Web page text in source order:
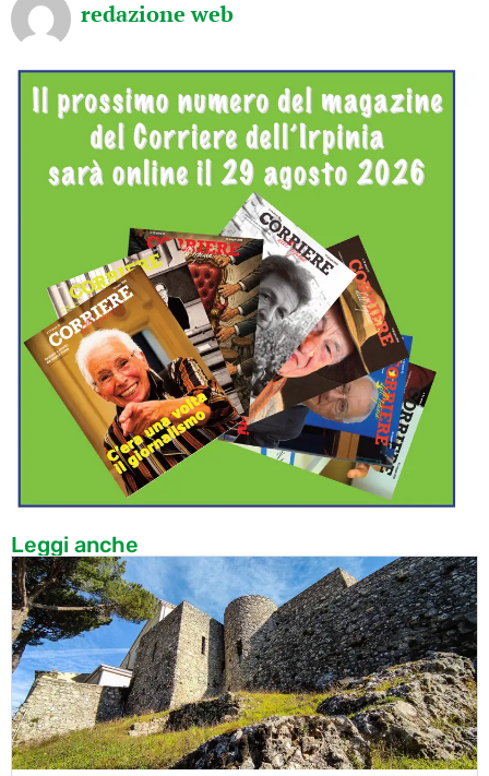
redazione web
Leggi anche